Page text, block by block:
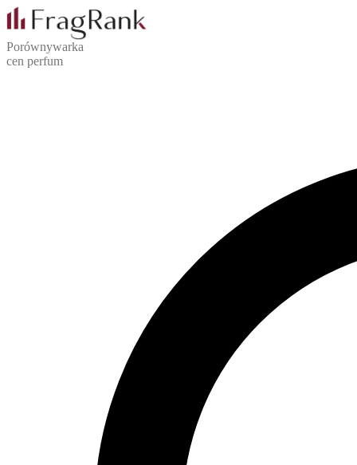
Porównywarka
cen perfum